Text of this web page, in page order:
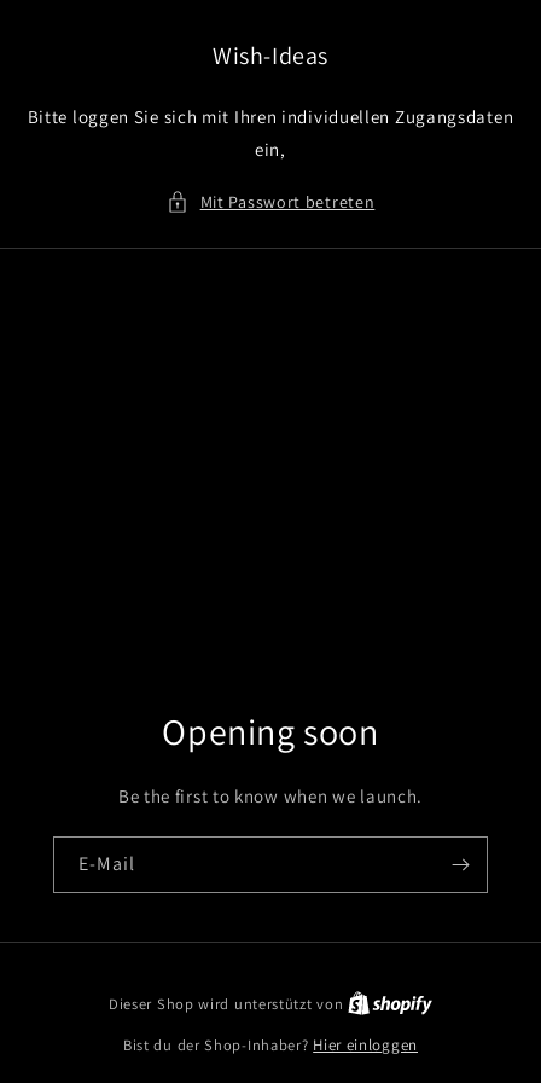
Wish-Ideas
Bitte loggen Sie sich mit Ihren individuellen Zugangsdaten
ein,
Mit Passwort betreten
Opening soon
Be the first to know when we launch.
E-Mail
Dieser Shop wird unterstützt von
Bist du der Shop-Inhaber? Hier einloggen